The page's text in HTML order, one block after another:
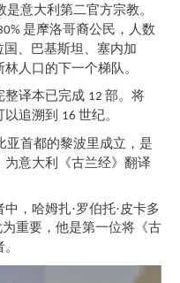
意大利第二官方宗教。
是摩洛哥裔公民，人数
、巴基斯坦、塞内加
林人口的下一个梯队。
整译本已完成 12 部。将
以追溯到 16 世纪。
亚首都的黎波里成立，是
为意大利 《古兰经》 翻译
中，哈姆扎·罗伯托·皮卡多
为重要，他是第一位将《古